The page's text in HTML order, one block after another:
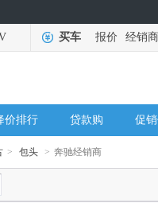
买车 报价 经销商
价排行 贷款购 促
> 包头 > 奔驰经销商